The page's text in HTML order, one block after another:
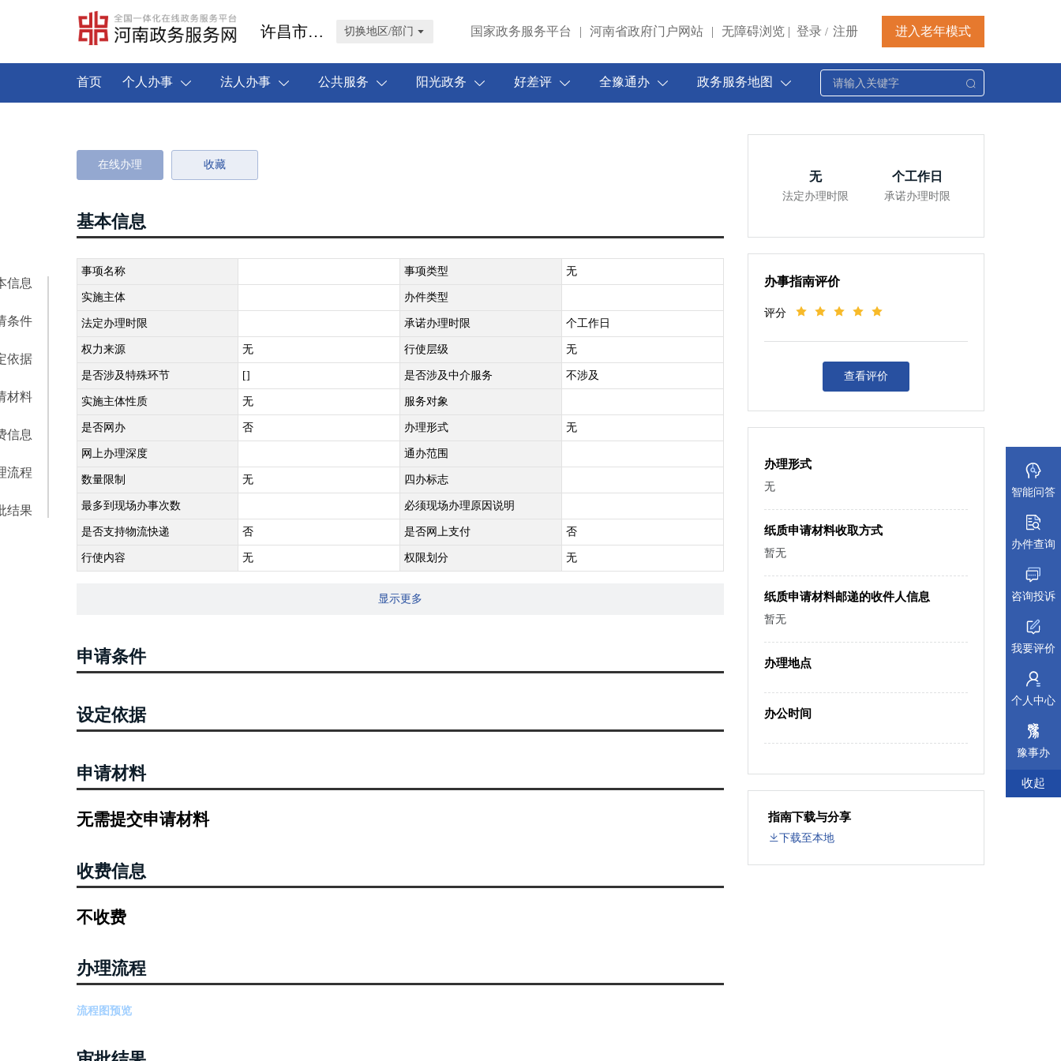
许昌市禹州市 切换地区/部门 国家政务服务平台 | 河南省政府门户网站 | 无障碍浏览 | 登录 / 注册 进入老年模式
首页 个人办事 法人办事 公共服务 阳光政务 好差评 全豫通办 政务服务地图
信息
条件
依据
材料
信息
流程
结果
在线办理 收藏
基本信息
事项名称 事项类型 无
实施主体 办件类型
法定办理时限 承诺办理时限 个工作日
权力来源 无 行使层级 无
是否涉及特殊环节 [] 是否涉及中介服务 不涉及
实施主体性质 无 服务对象
是否网办 否 办理形式 无
网上办理深度 通办范围
数量限制 无 四办标志
最多到现场办事次数 必须现场办理原因说明
是否支持物流快递 否 是否网上支付 否
行使内容 无 权限划分 无
显示更多
申请条件
设定依据
申请材料
无需提交申请材料
收费信息
不收费
办理流程
流程图预览
无
法定办理时限
个工作日
承诺办理时限
办事指南评价
评分
查看评价
办理形式
无
纸质申请材料收取方式
暂无
纸质申请材料邮递的收件人信息
暂无
办理地点
办公时间
指南下载与分享
下载至本地
智能问答
办件查询
咨询投诉
我要评价
个人中心
豫事办
收起